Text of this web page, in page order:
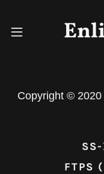
產品
Copyright ©
FTPS